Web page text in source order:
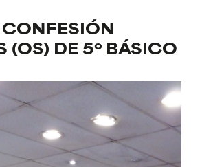
CONFESIÓN
(OS) DE 5º BÁSICO